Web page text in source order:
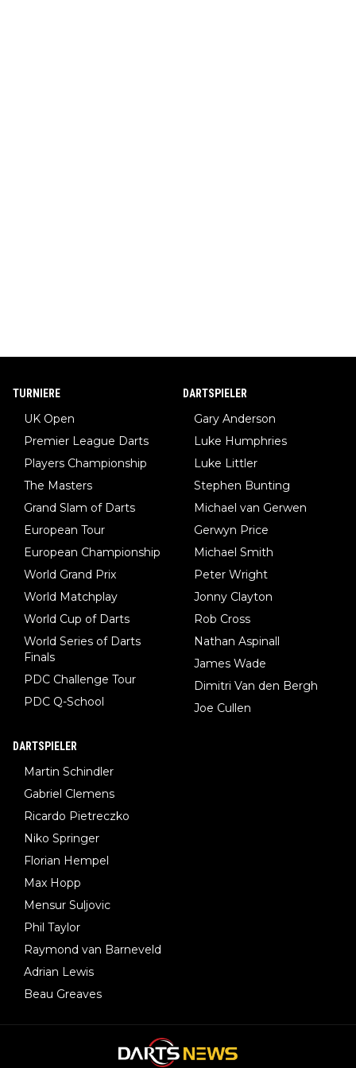
TURNIERE
UK Open
Premier League Darts
Players Championship
The Masters
Grand Slam of Darts
European Tour
European Championship
World Grand Prix
World Matchplay
World Cup of Darts
World Series of Darts
Finals
PDC Challenge Tour
PDC Q-School
DARTSPIELER
Gary Anderson
Luke Humphries
Luke Littler
Stephen Bunting
Michael van Gerwen
Gerwyn Price
Michael Smith
Peter Wright
Jonny Clayton
Rob Cross
Nathan Aspinall
James Wade
Dimitri Van den Bergh
Joe Cullen
DARTSPIELER
Martin Schindler
Gabriel Clemens
Ricardo Pietreczko
Niko Springer
Florian Hempel
Max Hopp
Mensur Suljovic
Phil Taylor
Raymond van Barneveld
Adrian Lewis
Beau Greaves